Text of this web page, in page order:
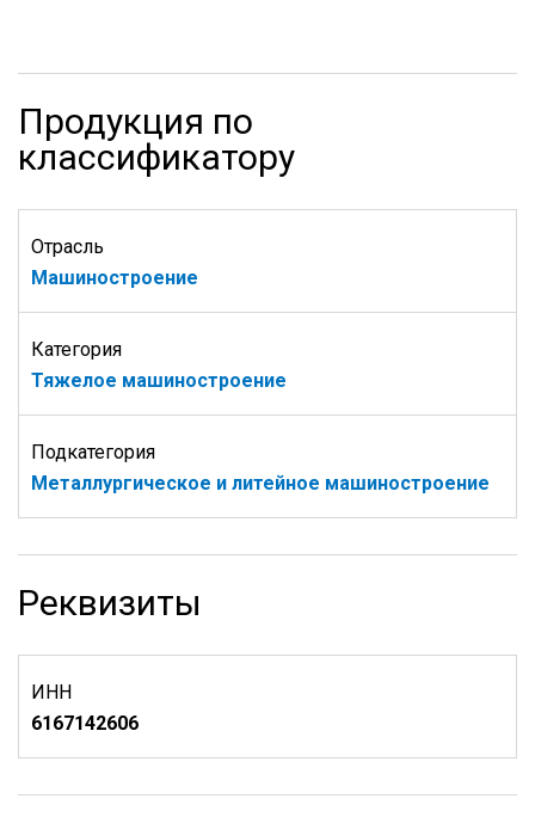
Продукция по
классификатору
Отрасль
Машиностроение
Категория
Тяжелое машиностроение
Подкатегория
Металлургическое и литейное машиностроение
Реквизиты
ИНН
6167142606